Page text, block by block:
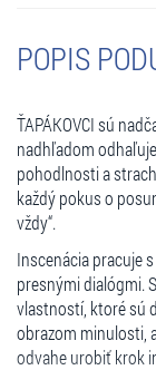
POPIS
ŤAPÁKOVCI sú
nadhľadom
pohodlnosti a
každý pokus o
vždy“.
Inscenácia pracuje
presnými dialógmi.
vlastností, ktoré sú
obrazom minulosti,
odvahe urobiť krok